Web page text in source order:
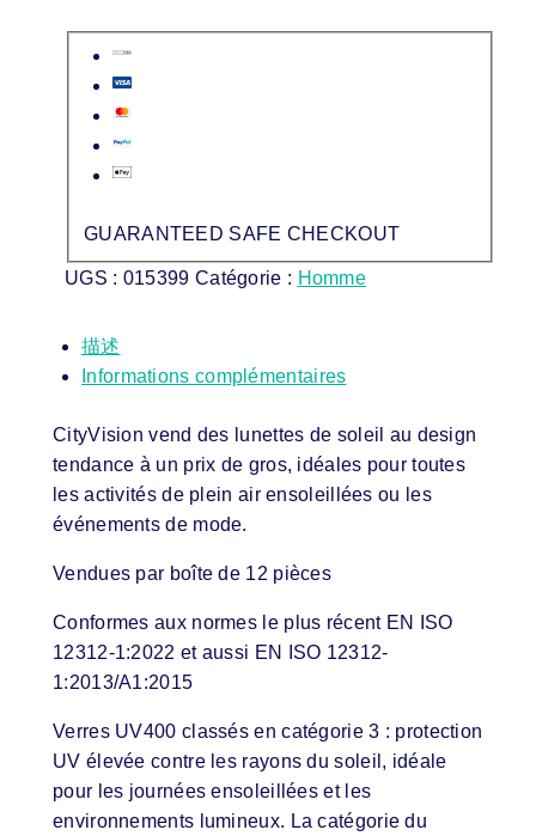
GUARANTEED SAFE CHECKOUT
UGS : 015399 Catégorie : Homme
描述
Informations complémentaires
CityVision vend des lunettes de soleil au design
tendance à un prix de gros, idéales pour toutes
les activités de plein air ensoleillées ou les
événements de mode.
Vendues par boîte de 12 pièces
Conformes aux normes le plus récent EN ISO
12312-1:2022 et aussi EN ISO 12312-
1:2013/A1:2015
Verres UV400 classés en catégorie 3 : protection
UV élevée contre les rayons du soleil, idéale
pour les journées ensoleillées et les
environnements lumineux. La catégorie du